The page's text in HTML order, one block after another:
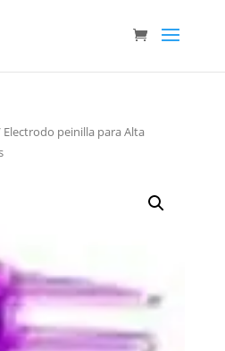
peinilla para Alta